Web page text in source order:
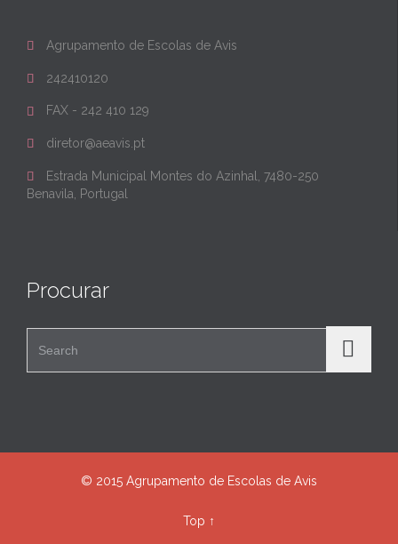
 Agrupamento de Escolas de Avis
 242410120
 FAX - 242 410 129
 diretor@aeavis.pt

Estrada Municipal Montes do Azinhal, 7480-250
Benavila, Portugal
Procurar
© 2015 Agrupamento de Escolas de Avis
Top ↑